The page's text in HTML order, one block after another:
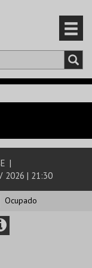
|
2026 | 21:30
Ocupado